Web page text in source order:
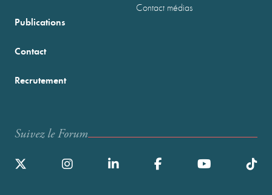
Publications
Contact médias
Contact
Recrutement
Suivez le Forum